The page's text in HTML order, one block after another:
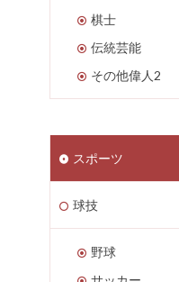
棋士
伝統芸能
その他偉人2
スポーツ
球技
野球